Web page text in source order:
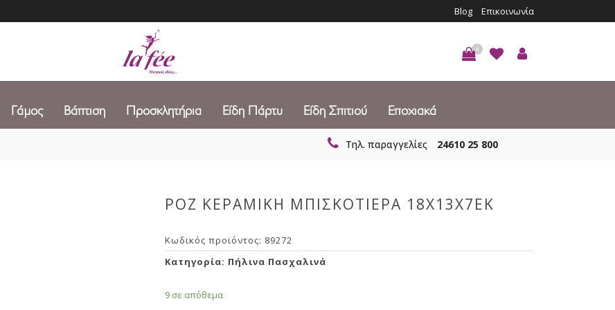
Blog Επικοινωνία
0
Γάμος Βάπτιση Προσκλητήρια Είδη Πάρτυ Είδη Σπιτιού Εποχιακά
Τηλ. παραγγελίες 24610 25 800
ΡΟΖ ΚΕΡΑΜΙΚΗ ΜΠΙΣΚΟΤΙΕΡΑ 18Χ13Χ7ΕΚ
Κωδικός προϊόντος: 89272
Κατηγορία: Πήλινα Πασχαλινά
9 σε απόθεμα